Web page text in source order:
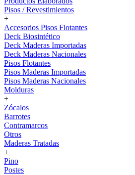
Pisos / Revestimientos
+
Accesorios Pisos Flotantes
Deck Biosintético
Deck Maderas Importadas
Deck Maderas Nacionales
Pisos Flotantes
Pisos Maderas Importadas
Pisos Maderas Nacionales
Molduras
+
Zócalos
Barrotes
Contramarcos
Otros
Maderas Tratadas
+
Pino
Postes